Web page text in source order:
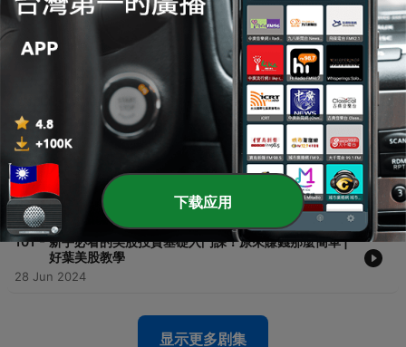
104 - 高學歷能成為有錢人嗎？更重要的是“知識層級”！5個
習慣，讓你擁有「易富」體質～｜有錢人的書櫃 Part
2
學會正確的學習策略，讓你學得更快，記得更多，成為
超級學習者 | 好葉說書
02 Jul 2024
102 -
巴菲特：永遠不要虧錢！防守遠比進攻更加重要 | 好葉
30 Jun 2024
101 - 新手必看的美股投資基礎入門課！原來賺錢那麼簡單 |
好葉美股教學
28 Jun 2024
显示更多剧集
下载应用